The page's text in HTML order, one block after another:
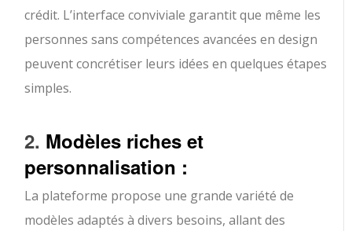
crédit. L’interface conviviale garantit que même les
personnes sans compétences avancées en design
peuvent concrétiser leurs idées en quelques étapes
simples.
2. Modèles riches et
personnalisation :
La plateforme propose une grande variété de
modèles adaptés à divers besoins, allant des